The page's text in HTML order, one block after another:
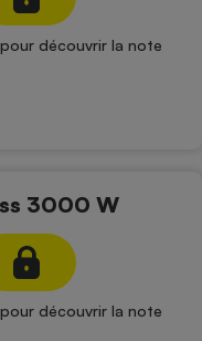
découvrir la note
3000 W
découvrir la note